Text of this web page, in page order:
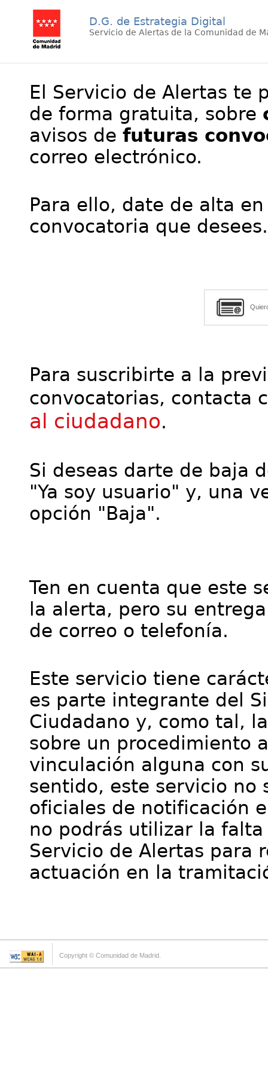
D.G. de Estrategia Digital
Servicio de Alertas de la Comunidad de
El Servicio de Alertas te
de forma gratuita, sobre
avisos de futuras
correo electrónico.
Para ello, date de alta
convocatoria que desees.
Para suscribirte a la
convocatorias, contacta
al ciudadano.
Si deseas darte de baja
"Ya soy usuario" y, una
opción "Baja".
Ten en cuenta que este
la alerta, pero su
de correo o telefonía.
Este servicio tiene
es parte integrante del
Ciudadano y, como tal,
sobre un procedimiento
vinculación alguna con
sentido, este servicio no
oficiales de notificación
no podrás utilizar la
Servicio de Alertas para
actuación en la
Copyright © Comunidad de Madrid.